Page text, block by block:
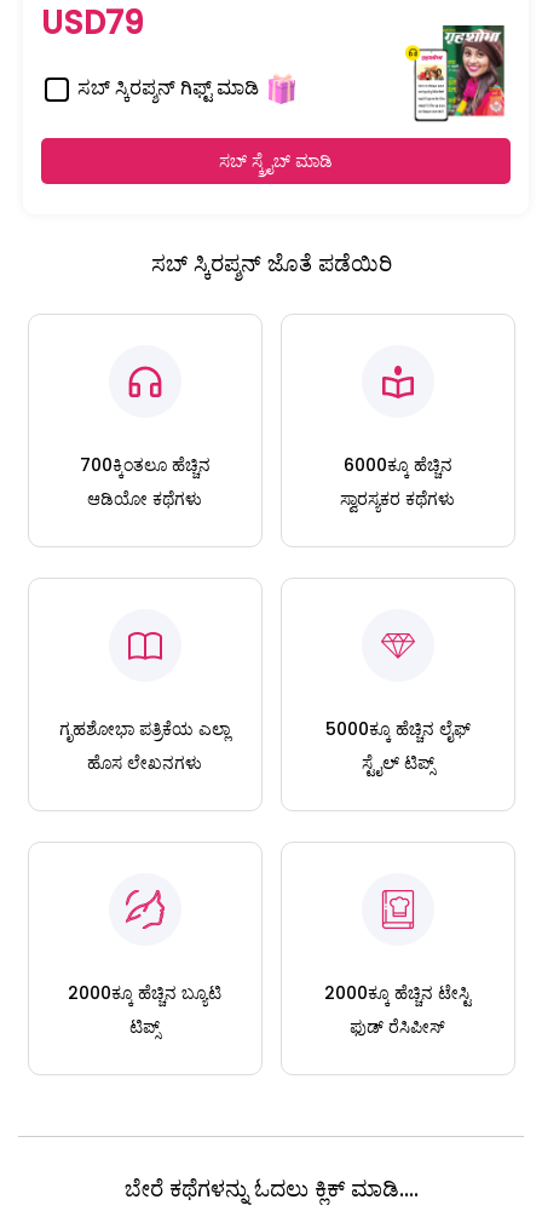
USD79
ಸಬ್ ಸ್ಕಿರಪ್ಶನ್ ಗಿಫ್ಟ್ ಮಾಡಿ
ಸಬ್ ಸ್ಕ್ರೈಬ್ ಮಾಡಿ
ಸಬ್ ಸ್ಕಿರಪ್ಶನ್ ಜೊತೆ ಪಡೆಯಿರಿ
700ಕ್ಕಿಂತಲೂ ಹೆಚ್ಚಿನ
ಆಡಿಯೋ ಕಥೆಗಳು
6000ಕ್ಕೂ ಹೆಚ್ಚಿನ
ಸ್ವಾರಸ್ಯಕರ ಕಥೆಗಳು
ಗೃಹಶೋಭಾ ಪತ್ರಿಕೆಯ ಎಲ್ಲಾ
ಹೊಸ ಲೇಖನಗಳು
5000ಕ್ಕೂ ಹೆಚ್ಚಿನ ಲೈಫ್
ಸ್ಟೈಲ್ ಟಿಪ್ಸ್
2000ಕ್ಕೂ ಹೆಚ್ಚಿನ ಬ್ಯೂಟಿ
ಟಿಪ್ಸ್
2000ಕ್ಕೂ ಹೆಚ್ಚಿನ ಟೇಸ್ಟಿ
ಫುಡ್ ರೆಸಿಪೀಸ್
ಬೇರೆ ಕಥೆಗಳನ್ನು ಓದಲು ಕ್ಲಿಕ್ ಮಾಡಿ....